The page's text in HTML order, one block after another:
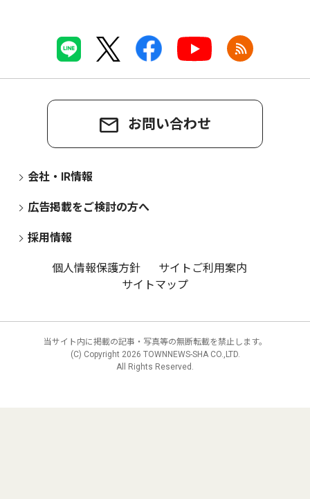
お問い合わせ
会社・IR情報
広告掲載をご検討の方へ
採用情報
個人情報保護方針
サイトご利用案内
サイトマップ
当サイト内に掲載の記事・写真等の無断転載を禁止します。
(C) Copyright 2026 TOWNNEWS-SHA CO.,LTD.
All Rights Reserved.